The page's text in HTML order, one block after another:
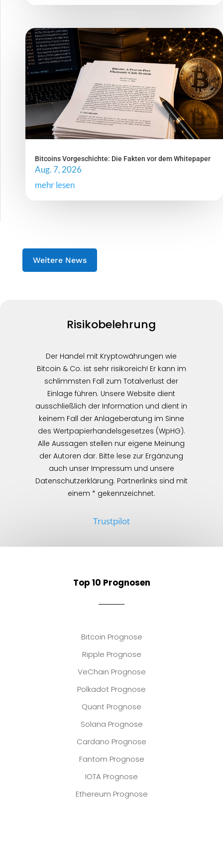
Bitcoins Vorgeschichte: Die Fakten vor dem Whitepaper
Aug. 7, 2026
mehr lesen
Weitere News
Risikobelehrung
Der Handel mit Kryptowährungen wie
Bitcoin & Co. ist sehr risikoreich! Er kann im
schlimmsten Fall zum Totalverlust der
Einlage führen. Unsere Website dient
ausschließlich der Information und dient in
keinem Fall der Anlageberatung im Sinne
des Wertpapierhandelsgesetzes (WpHG).
Alle Aussagen stellen nur eigene Meinung
der Autoren dar. Bitte lese zur Ergänzung
auch unser Impressum und unsere
Datenschutzerklärung. Partnerlinks sind mit
einem * gekennzeichnet.
Trustpilot
Top 10 Prognosen
Bitcoin Prognose
Ripple Prognose
VeChain Prognose
Polkadot Prognose
Quant Prognose
Solana Prognose
Cardano Prognose
Fantom Prognose
IOTA Prognose
Ethereum Prognose